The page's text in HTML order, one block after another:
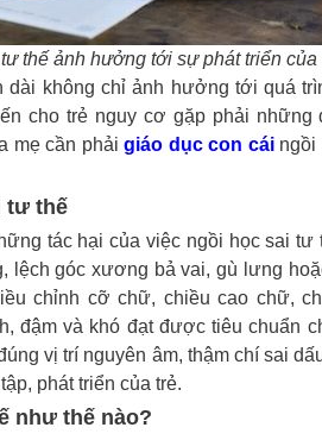
thế ảnh hưởng tới sự phát triển của
không chỉ ảnh hưởng tới quá
cho trẻ nguy cơ gặp phải những
mẹ cần phảigiáo dục con cáingồi
tư thế
tác hại của việc ngồi học sai tư
lệch góc xương bả vai, gù lưng
chỉnh cỡ chữ, chiều cao chữ,
đậm và khó đạt được tiêu chuẩn
vị trí nguyên âm, thậm chí sai
phát triển của trẻ.
như thế nào?